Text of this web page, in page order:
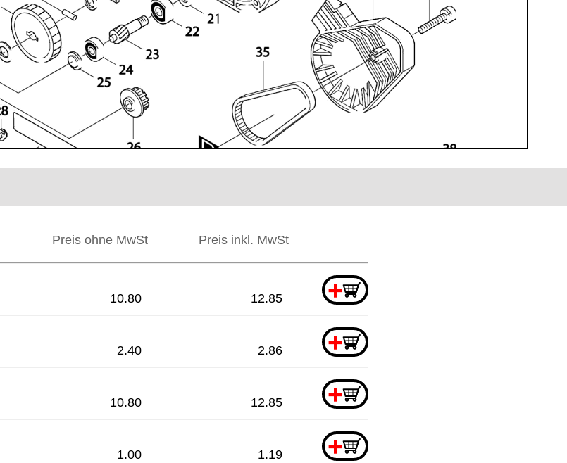
Preis ohne MwSt Preis inkl. MwSt
+
10.80 12.85
+
2.40 2.86
+
10.80 12.85
+
1.00 1.19